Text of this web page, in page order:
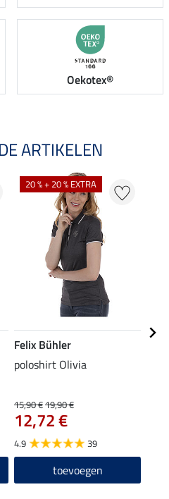
Oekotex®
ARTIKELEN
20 % + 20 % EXTRA
Felix Bühler
poloshirt Olivia
15,90 €19,90 €
12,72 €
4.9 39
toevoegen